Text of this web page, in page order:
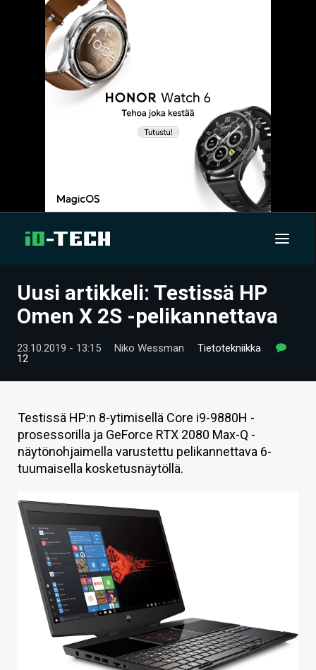
UUTISET
VIDEOT
TIETOA
HINTA.FI
VAIHDA TEEMA
HAKU
Uusi artikkeli: Testissä HP
Omen X 2S -pelikannettava
23.10.2019 - 13:15 Niko Wessman
Tietotekniikka
12
Testissä HP:n 8-ytimisellä Core i9-9880H -
prosessorilla ja GeForce RTX 2080 Max-Q -
näytönohjaimella varustettu pelikannettava 6-
tuumaisella kosketusnäytöllä.